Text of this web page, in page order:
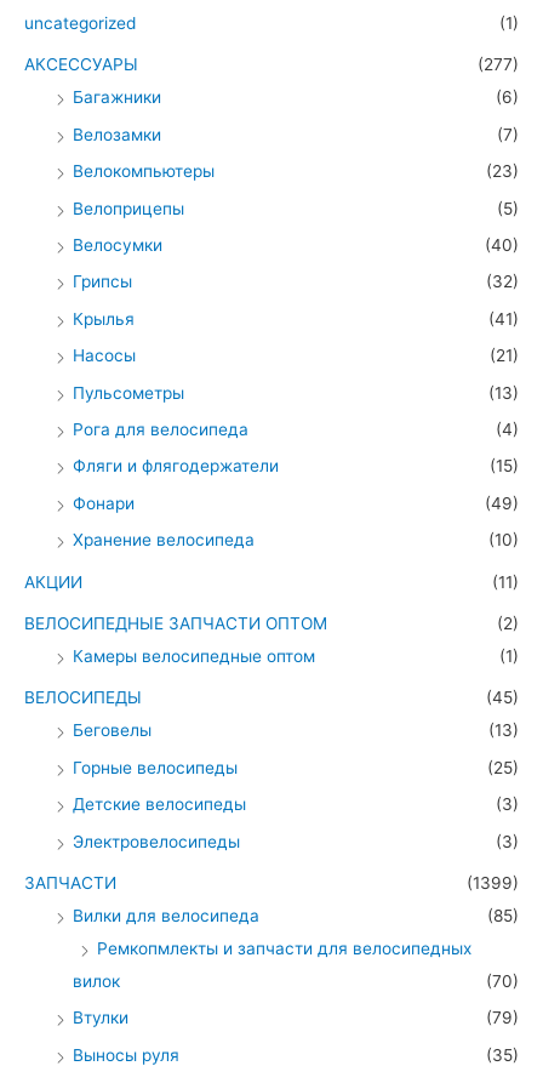
uncategorized (1)
АКСЕССУАРЫ
(277)
Багажники
(6)
Велозамки
(7)
Велокомпьютеры
(23)
Велоприцепы
(5)
Велосумки
(40)
Грипсы
(32)
Крылья
(41)
Насосы
(21)
Пульсометры
(13)
Рога для велосипеда
(4)
Фляги и флягодержатели
(15)
Фонари
(49)
Хранение велосипеда
(10)
АКЦИИ (11)
ВЕЛОСИПЕДНЫЕ ЗАПЧАСТИ ОПТОМ
(2)
Камеры велосипедные оптом
(1)
ВЕЛОСИПЕДЫ
(45)
Беговелы
(13)
Горные велосипеды
(25)
Детские велосипеды
(3)
Электровелосипеды
(3)
ЗАПЧАСТИ
(1399)
Вилки для велосипеда
(85)
Ремкопмлекты и запчасти для велосипедных
вилок
(70)
Втулки
(79)
Выносы руля
(35)